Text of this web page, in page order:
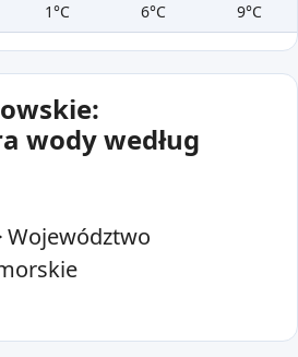
1°C 6°C 9°C
wody według
Województwo